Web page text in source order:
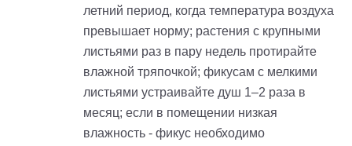
летний период, когда температура воздуха
превышает норму; растения с крупными
листьями раз в пару недель протирайте
влажной тряпочкой; фикусам с мелкими
листьями устраивайте душ 1–2 раза в
месяц; если в помещении низкая
влажность - фикус необходимо